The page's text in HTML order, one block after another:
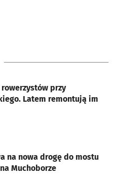
przy
Latem remontują im
na nowa drogę do mostu
Muchoborze